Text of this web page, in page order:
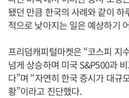
됐던 만큼 한국의 사례와 같이 하
적으로 낮아지는 일은 예상하기
프리덤캐피털마켓은 “코스피 지
넘게 상승하며 미국 S&P500과
다”며 “자연히 한국 증시가 대규
황”이라고 진단했다.